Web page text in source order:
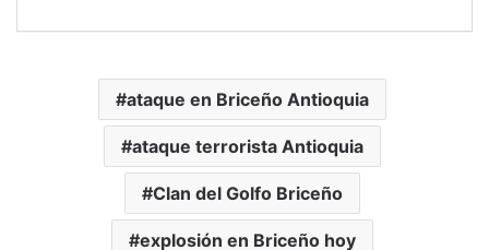
ataque en Briceño Antioquia
ataque terrorista Antioquia
Clan del Golfo Briceño
explosión en Briceño hoy